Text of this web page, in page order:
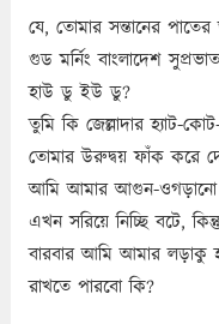
যে, তোমার সন্তানের
গুড মর্নিং বাংলাদেশ সুপ্রভাত
হাউ ডু ইউ ডু?
তুমি কি জেল্লাদার হ্যাট-
তোমার উরুদ্বয় ফাঁক করে
আমি আমার আগুন-ওগড়ানো
এখন সরিয়ে নিচ্ছি বটে,
বারবার আমি আমার লড়াকু
রাখতে পারবো কি?